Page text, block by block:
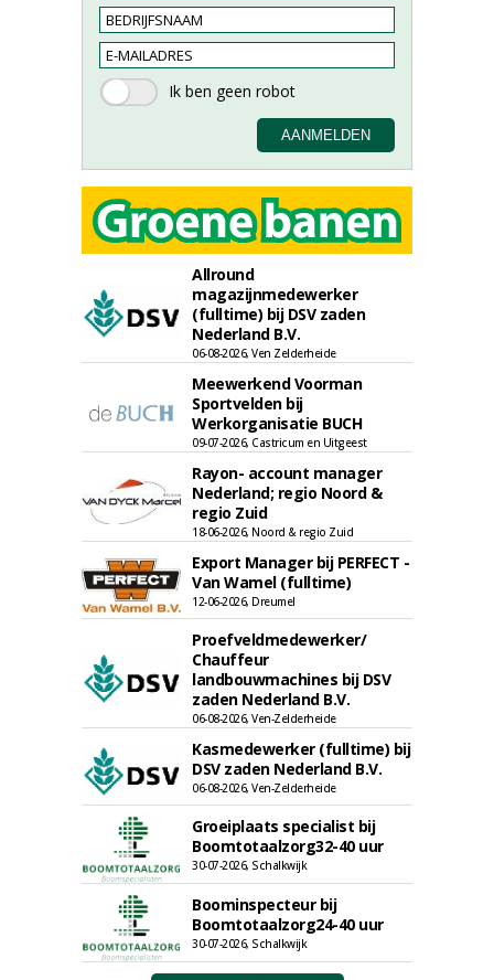
Allround
magazijnmedewerker
(fulltime) bij DSV zaden
Nederland B.V.
06-08-2026, Ven Zelderheide
Meewerkend Voorman
Sportvelden bij
Werkorganisatie BUCH
09-07-2026, Castricum en Uitgeest
Rayon- account manager
Nederland; regio Noord &
regio Zuid
18-06-2026, Noord & regio Zuid
Export Manager bij PERFECT -
Van Wamel (fulltime)
12-06-2026, Dreumel
Proefveldmedewerker/
Chauffeur
landbouwmachines bij DSV
zaden Nederland B.V.
06-08-2026, Ven-Zelderheide
Kasmedewerker (fulltime) bij
DSV zaden Nederland B.V.
06-08-2026, Ven-Zelderheide
Groeiplaats specialist bij
Boomtotaalzorg32-40 uur
30-07-2026, Schalkwijk
Boominspecteur bij
Boomtotaalzorg24-40 uur
30-07-2026, Schalkwijk